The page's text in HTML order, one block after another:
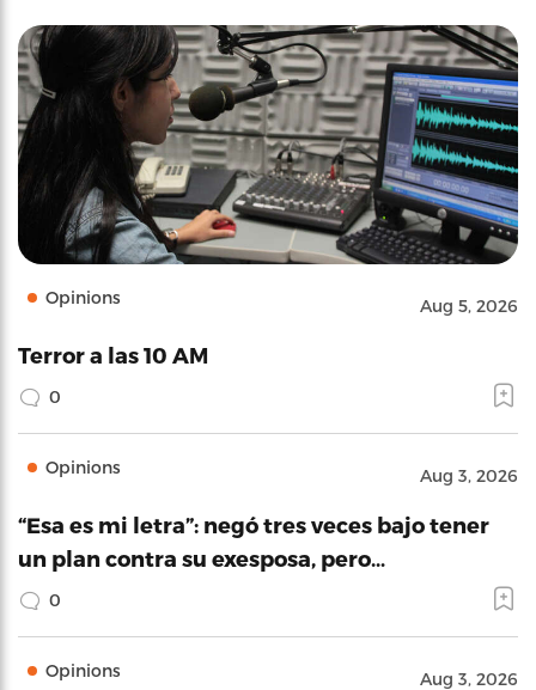
Opinions Aug 5, 2026
Terror a las 10 AM
0
Opinions Aug 3, 2026
“Esa es mi letra”: negó tres veces bajo tener
un plan contra su exesposa, pero…
0
Opinions Aug 3, 2026